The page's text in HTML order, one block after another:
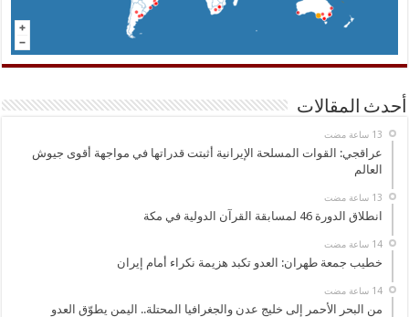
أحدث المقالات
عراقجي: القوات المسلحة الإيرانية أثبتت قدراتها في مواجهة أقوى جيوش
العالم
انطلاق الدورة 46 لمسابقة القرآن الدولية في مكة
‏14 ساعة مضت
خطيب جمعة طهران: العدو تكبد هزيمة نكراء أمام إيران
‏14 ساعة مضت
من البحر الأحمر إلى خليج عدن والجغرافيا المحتلة.. اليمن يطوّق العدو